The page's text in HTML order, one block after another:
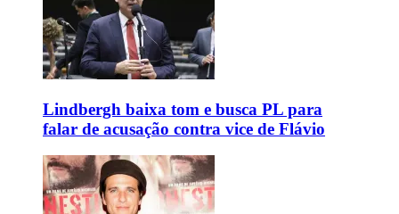
Lindbergh baixa tom e busca PL para
falar de acusação contra vice de Flávio